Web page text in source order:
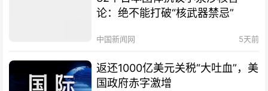
论：绝不能打破“核武器禁忌”
中国新闻网 5天前
返还1000亿美元关税“大吐血”，美
国政府赤字激增